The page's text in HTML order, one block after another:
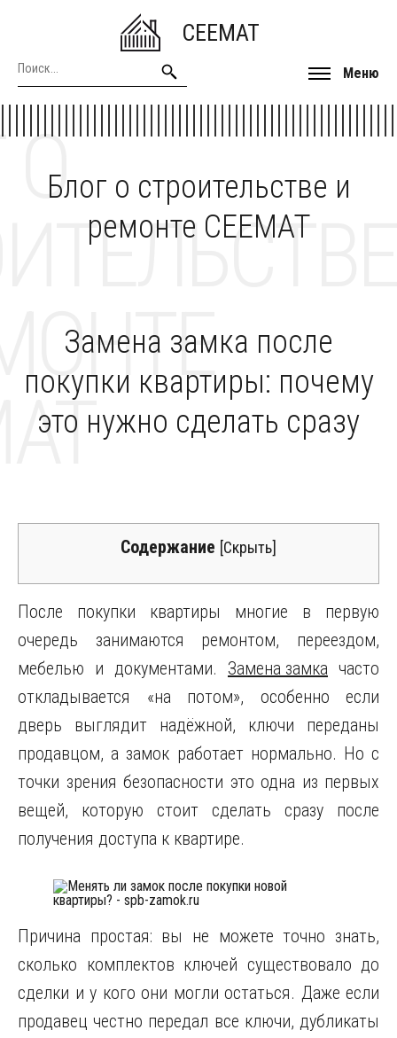
CEEMAT
Меню
Блог о строительстве и
ремонте CEEMAT
О
Замена замка после
покупки квартиры: почему
это нужно сделать сразу
Содержание [Скрыть]
После покупки квартиры многие в первую
очередь занимаются ремонтом, переездом,
мебелью и документами. Замена замка часто
откладывается «на потом», особенно если
дверь выглядит надёжной, ключи переданы
продавцом, а замок работает нормально. Но с
точки зрения безопасности это одна из первых
вещей, которую стоит сделать сразу после
получения доступа к квартире.
Причина простая: вы не можете точно знать,
сколько комплектов ключей существовало до
сделки и у кого они могли остаться. Даже если
продавец честно передал все ключи, дубликаты